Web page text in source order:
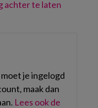
achter te laten
je ingelogd
maak dan
Lees ook de